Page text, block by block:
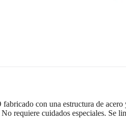
con una estructura de
requiere cuidados especiales. Se